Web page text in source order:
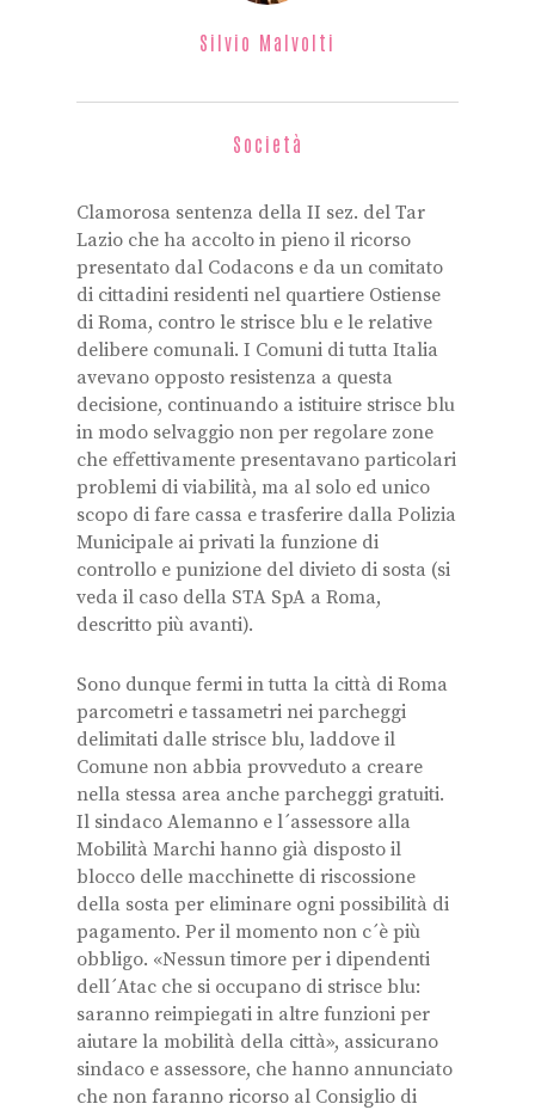
Silvio Malvolti
Società
Clamorosa sentenza della II sez. del Tar
Lazio che ha accolto in pieno il ricorso
presentato dal Codacons e da un comitato
di cittadini residenti nel quartiere Ostiense
di Roma, contro le strisce blu e le relative
delibere comunali. I Comuni di tutta Italia
avevano opposto resistenza a questa
decisione, continuando a istituire strisce blu
in modo selvaggio non per regolare zone
che effettivamente presentavano particolari
problemi di viabilità, ma al solo ed unico
scopo di fare cassa e trasferire dalla Polizia
Municipale ai privati la funzione di
controllo e punizione del divieto di sosta (si
veda il caso della STA SpA a Roma,
descritto più avanti).
Sono dunque fermi in tutta la città di Roma
parcometri e tassametri nei parcheggi
delimitati dalle strisce blu, laddove il
Comune non abbia provveduto a creare
nella stessa area anche parcheggi gratuiti.
Il sindaco Alemanno e l´assessore alla
Mobilità Marchi hanno già disposto il
blocco delle macchinette di riscossione
della sosta per eliminare ogni possibilità di
pagamento. Per il momento non c´è più
obbligo. «Nessun timore per i dipendenti
dell´Atac che si occupano di strisce blu:
saranno reimpiegati in altre funzioni per
aiutare la mobilità della città», assicurano
sindaco e assessore, che hanno annunciato
che non faranno ricorso al Consiglio di